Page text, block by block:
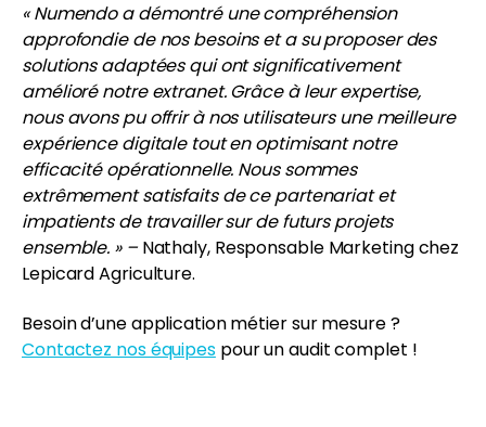
« Numendo a démontré une compréhension
approfondie de nos besoins et a su proposer des
solutions adaptées qui ont significativement
amélioré notre extranet. Grâce à leur expertise,
nous avons pu offrir à nos utilisateurs une meilleure
expérience digitale tout en optimisant notre
efficacité opérationnelle. Nous sommes
extrêmement satisfaits de ce partenariat et
impatients de travailler sur de futurs projets
ensemble. » – Nathaly, Responsable Marketing chez
Lepicard Agriculture.
Besoin d’une application métier sur mesure ?
Contactez nos équipespour un audit complet !